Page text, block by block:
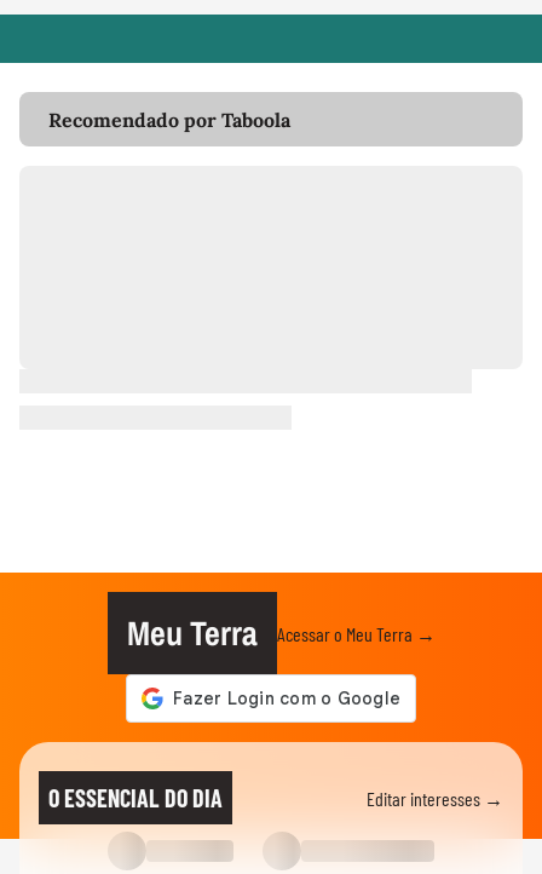
Recomendado por Taboola
Meu Terra Acessar o Meu Terra →
O ESSENCIAL DO DIA Editar interesses →